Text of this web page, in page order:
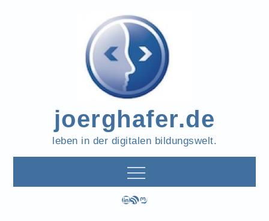
joerghafer.de
leben in der digitalen bildungswelt.
LinkedIn
RSS-FeedMastodon